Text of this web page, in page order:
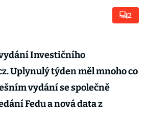
2
Investičního
Uplynulý týden měl mnoho co
vydání se společně
Fedu a nová data z